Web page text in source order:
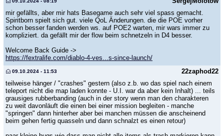
mir gefällts, aber mir hats Basegame auch sehr viel spass gemacht.
Spiritborn spielt sich gut. viele QoL Änderungen. die die POE vorher
schon besser fanden werden ws. auf POE2 warten, mir wars immer zu
kompliziert. da gefällt mir der flow beim schnetzeln in D4 besser.
Welcome Back Guide ->
https://fextralife.com/diablo-4-ves...s-since-launch/
22zaphod22
09.10.2024 - 11:53
teilweise hänger / "crashes" gestern (also z.b. wo das spiel nach einem
teleport nicht die map laden konnte - U.I. war da aber kein Inhalt) ... teils
grausiges rubberbanding (auch in der story wenn man den charakteren
zu weit davonläuft die einen bei einer mission begleiten - manche
"springen" dann hinterher aber bei manchen müssen die anscheinend
beim gehen fertig quasseln und dann schnalzt es einen retour)